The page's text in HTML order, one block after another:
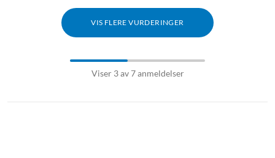
VIS FLERE VURDERINGER
Viser 3 av 7 anmeldelser